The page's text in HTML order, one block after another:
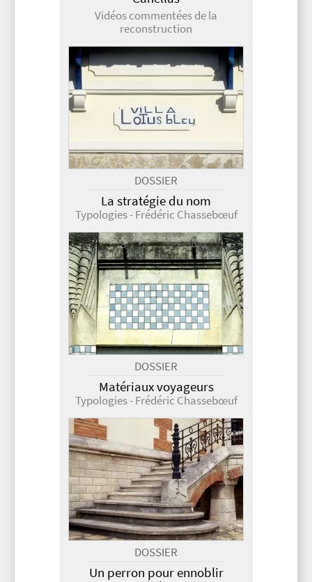
Vidéos commentées de la
reconstruction
DOSSIER
La stratégie du nom
Typologies - Frédéric Chassebœuf
DOSSIER
Matériaux voyageurs
Typologies - Frédéric Chassebœuf
DOSSIER
Un perron pour ennoblir